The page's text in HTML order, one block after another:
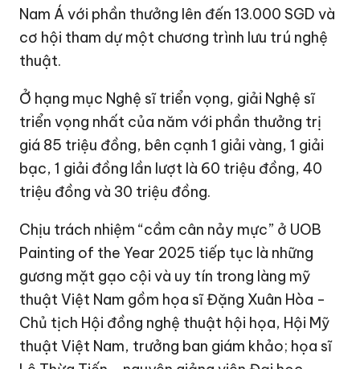
Nam Á với phần thưởng lên đến 13.000 SGD và
cơ hội tham dự một chương trình lưu trú nghệ
thuật.
Ở hạng mục Nghệ sĩ triển vọng, giải Nghệ sĩ
triển vọng nhất của năm với phần thưởng trị
giá 85 triệu đồng, bên cạnh 1 giải vàng, 1 giải
bạc, 1 giải đồng lần lượt là 60 triệu đồng, 40
triệu đồng và 30 triệu đồng.
Chịu trách nhiệm “cầm cân nảy mực” ở UOB
Painting of the Year 2025 tiếp tục là những
gương mặt gạo cội và uy tín trong làng mỹ
thuật Việt Nam gồm họa sĩ Đặng Xuân Hòa -
Chủ tịch Hội đồng nghệ thuật hội họa, Hội Mỹ
thuật Việt Nam, trưởng ban giám khảo; họa sĩ